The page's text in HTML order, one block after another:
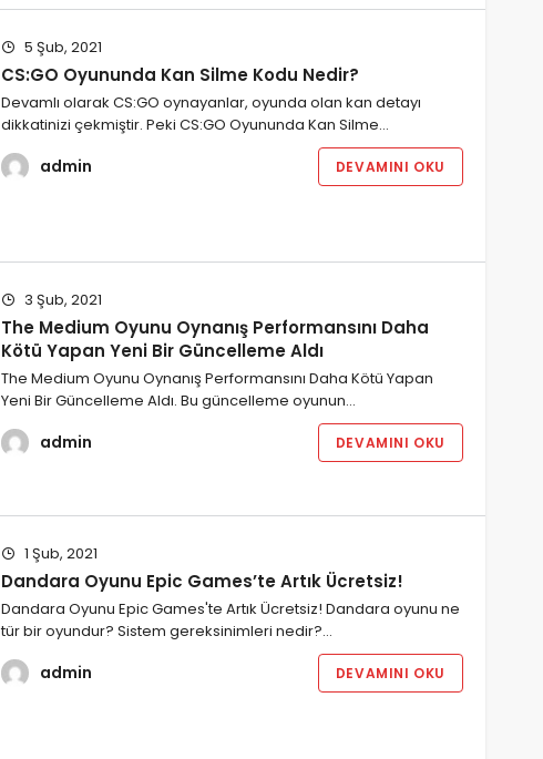
5 Şub, 2021
CS:GO Oyununda Kan Silme Kodu Nedir?
Devamlı olarak CS:GO oynayanlar, oyunda olan kan detayı
dikkatinizi çekmiştir. Peki CS:GO Oyununda Kan Silme…
admin DEVAMINI OKU
3 Şub, 2021
The Medium Oyunu Oynanış Performansını Daha
Kötü Yapan Yeni Bir Güncelleme Aldı
The Medium Oyunu Oynanış Performansını Daha Kötü Yapan
Yeni Bir Güncelleme Aldı. Bu güncelleme oyunun…
admin DEVAMINI OKU
1 Şub, 2021
Dandara Oyunu Epic Games’te Artık Ücretsiz!
Dandara Oyunu Epic Games'te Artık Ücretsiz! Dandara oyunu ne
tür bir oyundur? Sistem gereksinimleri nedir?…
admin DEVAMINI OKU